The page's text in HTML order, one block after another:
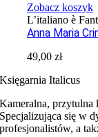
Zobacz koszyk
L’italiano è
Anna Maria
49,00zł
Księgarnia Italicus
Kameralna, przytulna
Specjalizująca się w
profesjonalistów, a